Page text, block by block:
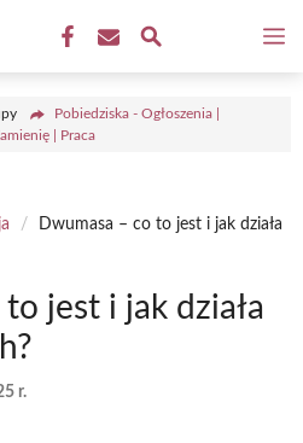
Pobiedziska - Ogłoszenia |
| Praca
/
Dwumasa – co to jest i jak działa
jest i jak działa
r.